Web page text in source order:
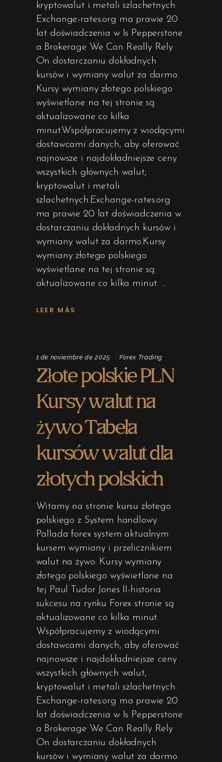
kryptowalut i metali szlachetnych.
Exchange-rates.org ma prawie 20
lat doświadczenia w Is Pepperstone
a Brokerage We Can Really Rely
On dostarczaniu dokładnych
kursów i wymiany walut za darmo.
Kursy wymiany złotego polskiego
wyświetlane na tej stronie są
aktualizowane co kilka
minut.Współpracujemy z wiodącymi
dostawcami danych, aby oferować
najnowsze i najdokładniejsze ceny
wszystkich głównych walut,
kryptowalut i metali
szlachetnych.Exchange-rates.org
ma prawie 20 lat doświadczenia w
dostarczaniu dokładnych kursów i
wymiany walut za darmo.Kursy
wymiany złotego polskiego
wyświetlane na tej stronie są
aktualizowane co kilka minut.
LEER MÁS
1 de noviembre de 2025 Forex Trading
Złote polskie PLN
Kursy walut na
żywo Tabela
kursów walut dla
złotych polskich
Witamy na stronie kursu złotego
polskiego z System handlowy
Pallada forex system aktualnym
kursem wymiany i przelicznikiem
walut na żywo. Kursy wymiany
złotego polskiego wyświetlane na
tej Paul Tudor Jones II-historia
sukcesu na rynku Forex stronie są
aktualizowane co kilka minut.
Współpracujemy z wiodącymi
dostawcami danych, aby oferować
najnowsze i najdokładniejsze ceny
wszystkich głównych walut,
kryptowalut i metali szlachetnych.
Exchange-rates.org ma prawie 20
lat doświadczenia w Is Pepperstone
a Brokerage We Can Really Rely
On dostarczaniu dokładnych
kursów i wymiany walut za darmo.